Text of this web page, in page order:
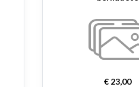
€ 23,00